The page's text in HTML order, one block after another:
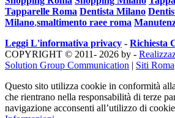
Tapparelle Roma Dentista Milano
Milano,smaltimento raee roma
Leggi L'informativa privacy - Richiesta
COPYRIGHT © 2011- 2026 by -
Solution Group Communication | Siti Roma
Questo sito utilizza cookie in conformità
che rientrano nella responsabilità di terze
navigazione acconsenti all’utilizzo di